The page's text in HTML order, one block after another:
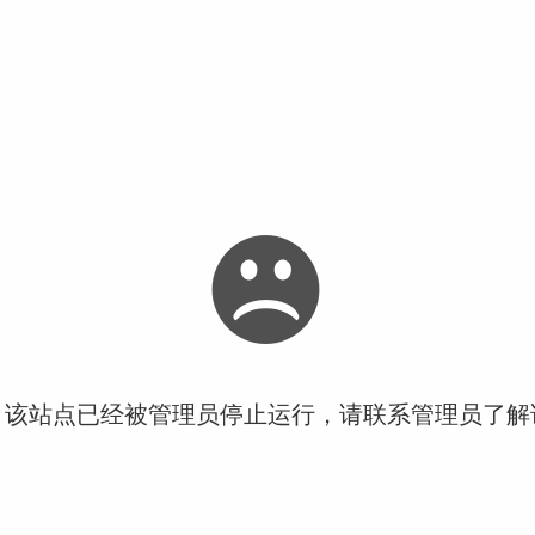
站点已经被管理员停止运行，请联系管理员了